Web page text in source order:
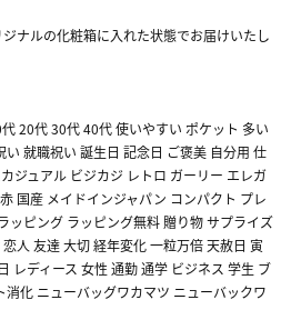
ナルの化粧箱に入れた状態でお届けいたし
20代 30代 40代 使いやすい ポケット 多い
い 就職祝い 誕生日 記念日 ご褒美 自分用 仕
ジュアル ビジカジ レトロ ガーリー エレガ
国産 メイドインジャパン コンパクト プレ
ッピング ラッピング無料 贈り物 サプライズ
人 友達 大切 経年変化 一粒万倍 天赦日 寅
レディース 女性 通勤 通学 ビジネス 学生 ブ
消化 ニューバッグワカマツ ニューバックワ